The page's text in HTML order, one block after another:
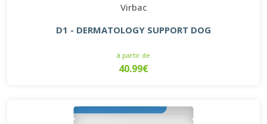
Virbac
D1 - DERMATOLOGY SUPPORT DOG
à partir de
40.99€